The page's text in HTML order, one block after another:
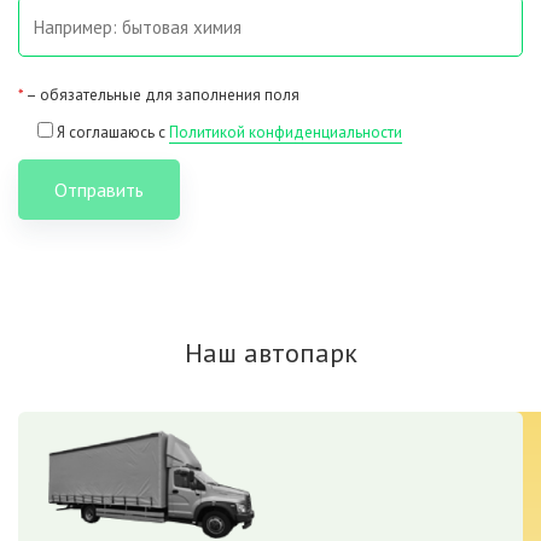
* – обязательные для заполнения поля
Я соглашаюсь сПолитикой конфиденциальности
Отправить
Наш автопарк